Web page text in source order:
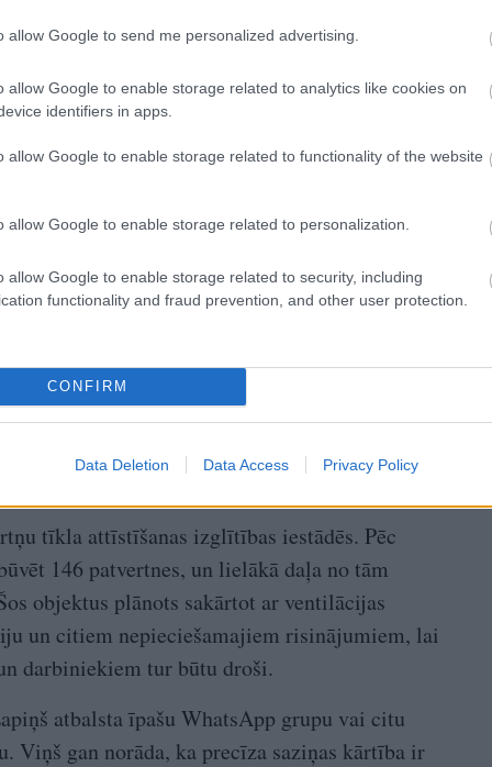
allow Google to send me personalized advertising.
allow Google to enable storage related to analytics like cookies on
identifiers in apps.
allow Google to enable storage related to functionality of the website
allow Google to enable storage related to personalization.
allow Google to enable storage related to security, including
functionality and fraud prevention, and other user protection.
CONFIRM
Data Deletion Data Access Privacy Policy
šādās situācijās pēc būtības nevajadzētu
lai gan praksē pedagogiem var būt grūti atteikt
vecākus uzticēties izglītības iestāžu rīcībai, jo
tīkla attīstīšanas izglītības iestādēs. Pēc
146 patvertnes, un lielākā daļa no tām
objektus plānots sakārtot ar ventilācijas
un citiem nepieciešamajiem risinājumiem, lai
darbiniekiem tur būtu droši.
atbalsta īpašu WhatsApp grupu vai citu
Viņš gan norāda, ka precīza saziņas kārtība ir